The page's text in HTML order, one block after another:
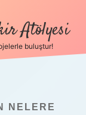
Atölyesi
buluştur!
NELERE